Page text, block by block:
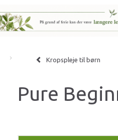
Kropspleje til børn
Pure